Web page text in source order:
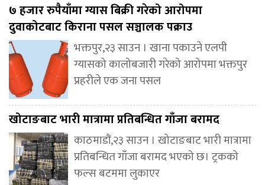
७ हजार रुपैयाँमा ग्यास बिक्री गरेको आरोपमा
दुवाकोटबाट किराना पसल सञ्चालक पक्राउ
भक्तपुर,२३ साउन । खाना पकाउने एलपी
ग्यासको कालोबजारी गरेको आरोपमा भक्तपुर
प्रहरीले एक जना पसल
खोटाङबाट भारी मात्रामा प्रतिबन्धित गाँजा बरामद
काठमाडौं,२३ साउन । खोटाङबाट भारी मात्रामा
प्रतिबन्धित गाँजा बरामद भएको छ। ट्रकको
फल्स बटममा लुकाएर